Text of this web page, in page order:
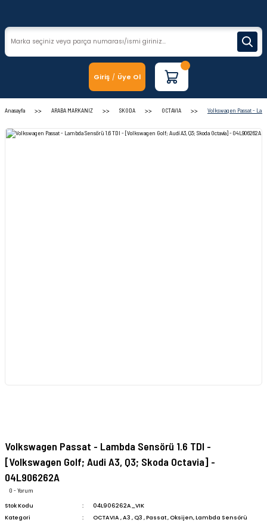
Giriş / Üye Ol
Anasayfa ARABA MARKANIZ SKODA OCTAVIA Volkswagen Passat -
Volkswagen Passat - Lambda Sensörü 1.6 TDI -
[Volkswagen Golf; Audi A3, Q3; Skoda Octavia] -
04L906262A
0 - Yorum
Stok Kodu
04L906262A_VIK
Kategori
OCTAVIA ,A3 , Q3 ,Passat, Oksijen, Lambda Sensörü